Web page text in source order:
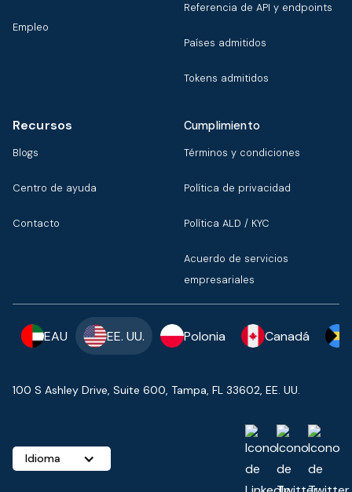
Empleo
Referencia de API y endpoints
Países admitidos
Tokens admitidos
Recursos
Blogs
Centro de ayuda
Contacto
Cumplimiento
Términos y condiciones
Política de privacidad
Política ALD / KYC
Acuerdo de servicios
empresariales
EAU EE. UU. Polonia Canadá
100 S Ashley Drive, Suite 600, Tampa, FL 33602, EE. UU.
Idioma